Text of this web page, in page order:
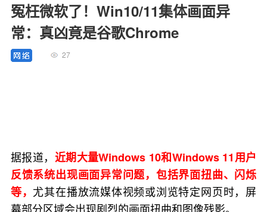
冤枉微软了！Win10/11集体画面异
常：真凶竟是谷歌Chrome
27
据报道， 近期大量Windows 10和Windows 11用户
反馈系统出现画面异常问题，包括界面扭曲、闪烁
等， 尤其在播放流媒体视频或浏览特定网页时，屏
幕部分区域会出现剧烈的画面扭曲和图像残影。